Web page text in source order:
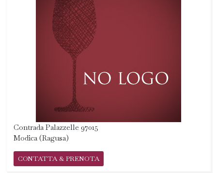
Contrada Palazzelle 97015
Modica (Ragusa)
CONTATTA & PRENOTA